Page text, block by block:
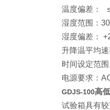
温度偏差：
湿度范围：
湿度偏差：
升降温平均
时间设定范
电源要求：
GDJS-100高
试验箱具有